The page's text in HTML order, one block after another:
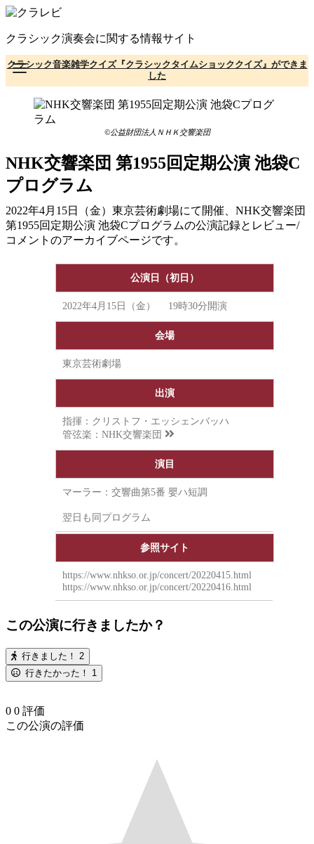
コ
テ
ン
ツ
へ
クラシック演奏会に関する情報サイト
クラシック音楽雑学クイズ『クラシックタイムショッククイズ』ができま
した
©公益財団法人ＮＨＫ交響楽団
NHK交響楽団 第1955回定期公演 池袋C
プログラム
2022年4月15日（金）東京芸術劇場にて開催、NHK交響楽団
第1955回定期公演 池袋Cプログラムの公演記録とレビュー/
コメントのアーカイブページです。
公演日（初日）
2022年4月15日（金） 19時30分開演
会場
東京芸術劇場
出演
指揮：クリストフ・エッシェンバッハ
管弦楽： NHK交響楽団
演目
マーラー：交響曲第5番 嬰ハ短調
翌日も同プログラム
参照サイト
https://www.nhkso.or.jp/concert/20220415.html
https://www.nhkso.or.jp/concert/20220416.html
この公演に行きましたか？
行きました！ 2
行きたかった！ 1
0 0 評価
この公演の評価